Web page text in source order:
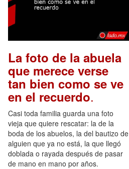
La foto de la abuela
que merece verse
tan bien como se ve
en el recuerdo.
Casi toda familia guarda una foto
vieja que quiere rescatar: la de la
boda de los abuelos, la del bautizo de
alguien que ya no está, la que llegó
doblada o rayada después de pasar
de mano en mano por años.